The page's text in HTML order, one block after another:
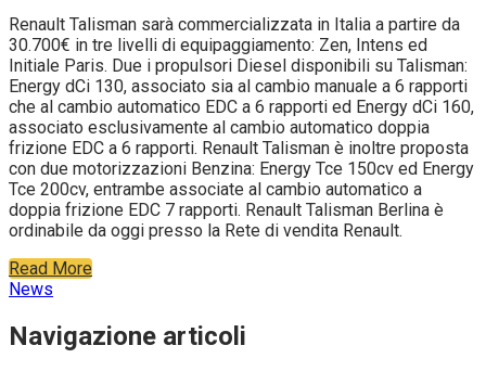
Renault Talisman sarà commercializzata in Italia a partire da
30.700€ in tre livelli di equipaggiamento: Zen, Intens ed
Initiale Paris. Due i propulsori Diesel disponibili su Talisman:
Energy dCi 130, associato sia al cambio manuale a 6 rapporti
che al cambio automatico EDC a 6 rapporti ed Energy dCi 160,
associato esclusivamente al cambio automatico doppia
frizione EDC a 6 rapporti. Renault Talisman è inoltre proposta
con due motorizzazioni Benzina: Energy Tce 150cv ed Energy
Tce 200cv, entrambe associate al cambio automatico a
doppia frizione EDC 7 rapporti. Renault Talisman Berlina è
ordinabile da oggi presso la Rete di vendita Renault.
Read More
News
Navigazione articoli